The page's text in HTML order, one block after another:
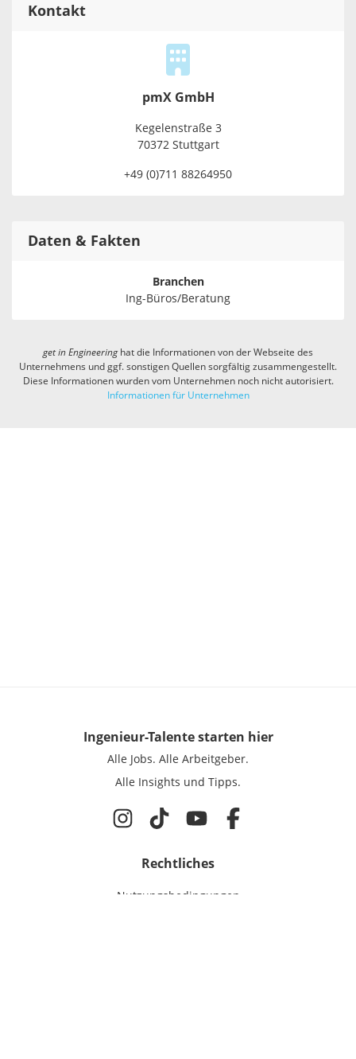
Kontakt
pmX GmbH
Kegelenstraße 3
70372 Stuttgart
+49 (0)711 88264950
Daten & Fakten
Branchen
Ing-Büros/Beratung
get in Engineeringhat die Informationen von der Webseite des
Unternehmens und ggf. sonstigen Quellen sorgfältig zusammengestellt.
Diese Informationen wurden vom Unternehmen noch nicht autorisiert.
Informationen für Unternehmen
Ingenieur-Talentestarten hier
Alle Jobs. Alle Arbeitgeber.
Alle Insights und Tipps.
Rechtliches
Nutzungsbedingungen